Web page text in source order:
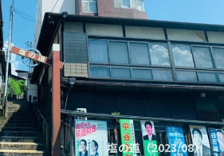
塩の道（2023/08）